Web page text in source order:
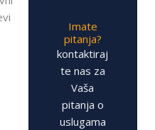
Imate
pitanja?
kontaktiraj
te nas za
Vaša
pitanja o
uslugama